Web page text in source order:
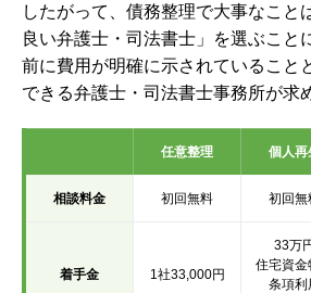
したがって、債務整理で大事なこと
良い弁護士・司法書士」を選ぶこと
前に費用が明確に示されていること
できる弁護士・司法書士事務所が求
任意整理 個人再
相談料金 初回無料 初回無
着手金 1社33,000円
33万
住宅資金
条項利